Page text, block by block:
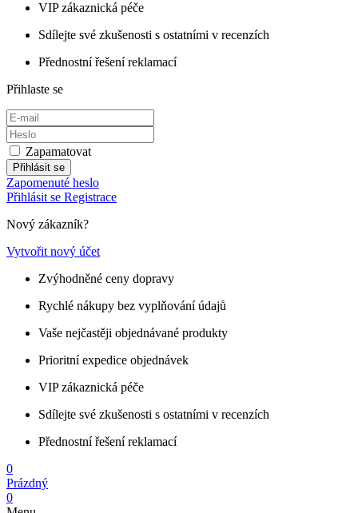
VIP zákaznická péče
Sdílejte své zkušenosti s ostatními v recenzích
Přednostní řešení reklamací
Přihlaste se
Zapamatovat
Přihlásit se
Zapomenuté heslo
Přihlásit se Registrace
Nový zákazník?
Vytvořit nový účet
Zvýhodněné ceny dopravy
Rychlé nákupy bez vyplňování údajů
Vaše nejčastěji objednávané produkty
Prioritní expedice objednávek
VIP zákaznická péče
Sdílejte své zkušenosti s ostatními v recenzích
Přednostní řešení reklamací
0
Prázdný
0